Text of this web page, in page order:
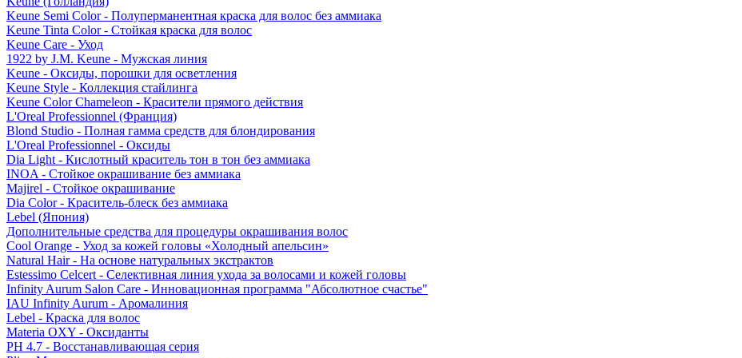
Keune Semi Color - Полуперманентная краска для волос без аммиака
Keune Tinta Color - Стойкая краска для волос
Keune Care - Уход
1922 by J.M. Keune - Мужская линия
Keune - Оксиды, порошки для осветления
Keune Style - Коллекция стайлинга
Keune Color Chameleon - Красители прямого действия
L'Oreal Professionnel (Франция)
Blond Studio - Полная гамма средств для блондирования
L'Oreal Professionnel - Оксиды
Dia Light - Кислотный краситель тон в тон без аммиака
INOA - Стойкое окрашивание без аммиака
Majirel - Стойкое окрашивание
Dia Color - Краситель-блеск без аммиака
Lebel (Япония)
Дополнительные средства для процедуры окрашивания волос
Cool Orange - Уход за кожей головы «Холодный апельсин»
Natural Hair - На основе натуральных экстрактов
Estessimo Celcert - Селективная линия ухода за волосами и кожей головы
Infinity Aurum Salon Care - Инновационная программа "Абсолютное счастье"
IAU Infinity Aurum - Аромалиния
Lebel - Краска для волос
Materia OXY - Оксиданты
PH 4.7 - Восстанавливающая серия